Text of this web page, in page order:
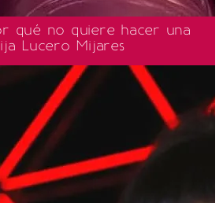
qué no quiere hacer una
Lucero Mijares